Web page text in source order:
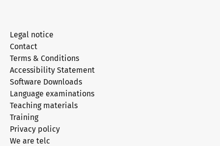
Legal notice
Contact
Terms & Conditions
Accessibility Statement
Software Downloads
Language examinations
Teaching materials
Training
Privacy policy
We are telc